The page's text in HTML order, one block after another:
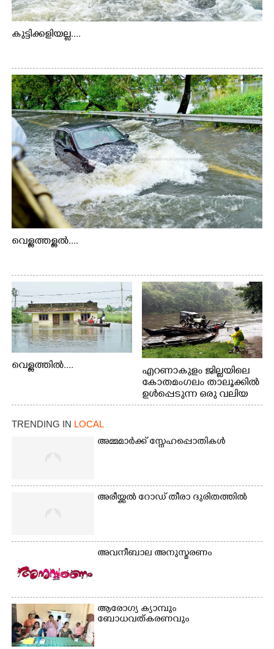
കുട്ടിക്കളിയല്ല....
വെള്ളത്തള്ളൽ....
വെള്ളത്തിൽ....
എറണാകുളം ജില്ലയിലെ
കോതമംഗലം താലൂക്കിൽ
ഉൾപ്പെടുന്ന ഒരു വലിയ
ഗ്രാമപഞ്ചായത്താണ് കുട്ട
വെള്ളാരംകുത്ത്,
സ്ഥലങ്ങളിലേക്കുള്ള
പ്രധാന സഞ്ചാര
TRENDING IN LOCAL
അമ്മമാർക്ക് സ്നേഹപ്പൊതികൾ
അരീയ്ക്കൽ റോഡ് തീരാ ദുരിതത്തിൽ
അവനീബാല അനുസ്മരണം
ആരോഗ്യ ക്യാമ്പും
ബോധവത്കരണവും